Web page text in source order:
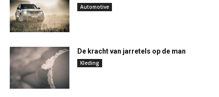
Automotive
De kracht van jarretels op de man
Kleding